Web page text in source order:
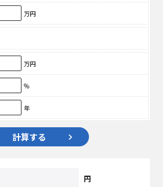
万円
万円
%
年
計算する
円